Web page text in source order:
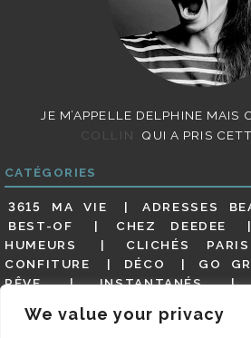
We value your privacy
JE M’APPELLE DELPHINE MAIS
COLLIN
QUI A PRIS
CATÉGORIES
3615 MA VIE ADRESSES
BEST-OF
CHEZ DEEDEE
HUMEURS
CLICHÉS
CONFITURE
DÉCO GO
RÊVE
INSTANTANÉS
MES ADRESSES
MODE